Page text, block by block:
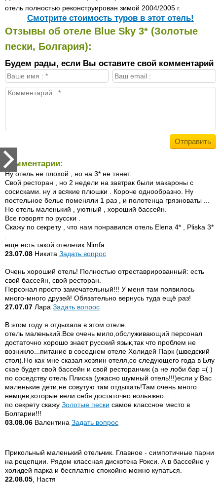
отель полностью реконструирован зимой 2004/2005 г.
Cмотрите стоимость туров в этот отель!
Отзывы об отеле Blue Sky 3* (Золотые
пески, Болгария):
Будем рады, если Вы оставите свой комментарий
Комментарии:
Ну отель не плохой , но на 3* не тянет.
Свой ресторан , но 2 недели на завтрак были макароны с
сосисками. ну и всякие плюшки . Короче однообразно. Ну
постельное белье поменяли 1 раз , и полотенца грязноваты ...
Но отель маленький , уютный , хороший бассейн.
Все говорят по русски .
Скажу по секрету , что нам понравился отель Elena 4* , Pliska 3*
еще есть такой отельчик Nimfa
23.07.08 Никита Задать вопрос
Очень хороший отель! Полностью отреставрированный: есть
свой бассейн, свой ресторан.
Персонал просто замечательный!!! У меня там появилось
много-много друзей! Обязательно вернусь туда ещё раз!
27.07.07 Лара Задать вопрос
В этом году я отдыхала в этом отеле.
отель маленький.Все очень мило,обслуживающий персонал
достаточно хорошо знает русский язык,так что проблем не
возникло...питание в соседнем отеле Холидей Парк (шведский
стол).Но как мне сказал хозяин отеля,со следующего года в Блу
скае будет свой бассейн и свой ресторанчик (а не лоби бар =( )
по соседству отель Плиска (ужасно шумный отель!!!)если у Вас
маленькие дети,не совутую там отдыхать!Там очень много
немцев,которые вели себя достаточно вольяжно...
по секрету скажу Золотые пески самое классное место в
Болгарии!!!
03.08.06 Валентина Задать вопрос
Прикольный маленький отельчик. Главное - симпотичные парни
на рецепции. Рядом классная дискотека Рокси. А в бассейне у
холидей парка и бесплатно спокойно можно купаться.
22.08.05 , Настя